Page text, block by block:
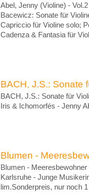
Abel, Jenny (Violine) -
Bacewicz: Sonate für
Capriccio für Violine solo;
Cadenza & Fantasia für
BACH, J.S.: Sonate
BACH, J.S.: Sonate für
Iris & Ichomorfés - Jenny
Blumen -
Blumen -
Karlsruhe - Junge
lim.Sonderpreis, nur noch